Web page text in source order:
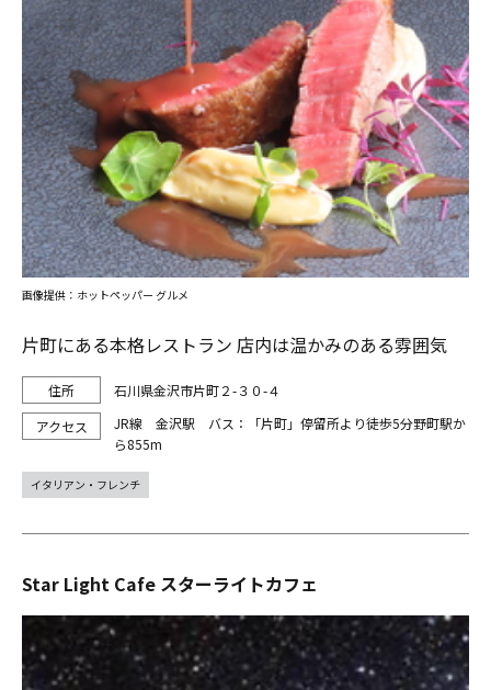
片町にある本格レストラン 店内は温かみのある雰囲気
石川県金沢市片町２-３０-４
JR線 金沢駅 バス：「片町」停留所より徒歩5分野町駅か
ら855m
画像提供：ホットペッパー グルメ
イタリアン・フレンチ
Star Light Cafe スターライトカフェ